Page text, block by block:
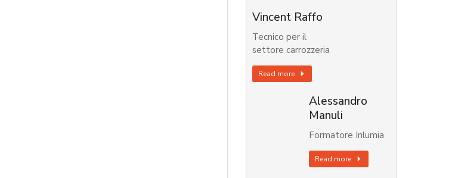
Vincent Raffo
Tecnico per il
settore carrozzeria
Read more
Alessandro
Manuli
Formatore Inlumia
Read more